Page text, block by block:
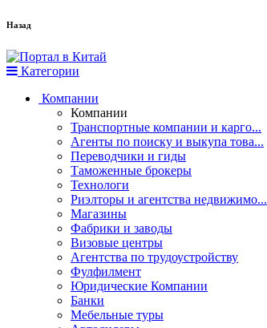
Назад
Категории
Компании
Компании
Транспортные компании и карго...
Агенты по поиску и выкупа това...
Переводчики и гиды
Таможенные брокеры
Технологи
Риэлторы и агентства недвижимо...
Магазины
Фабрики и заводы
Визовые центры
Агентства по трудоустройству
Фулфилмент
Юридические Компании
Банки
Мебельные туры